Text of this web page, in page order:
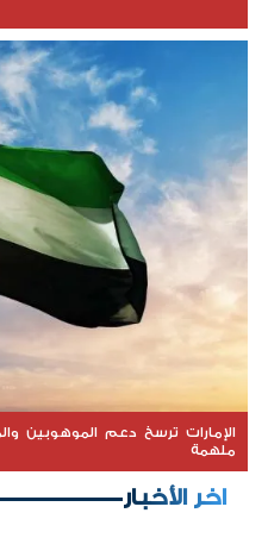
الإمارات ترسخ دعم الموهوبين
ملهمة
اخر الأخبار